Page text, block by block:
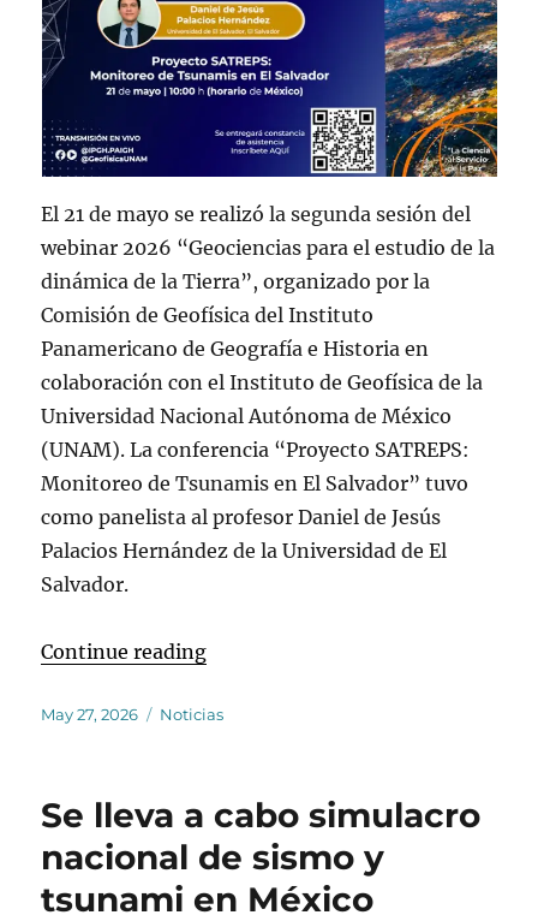
El 21 de mayo se realizó la segunda sesión del
webinar 2026 “Geociencias para el estudio de la
dinámica de la Tierra”, organizado por la
Comisión de Geofísica del Instituto
Panamericano de Geografía e Historia en
colaboración con el Instituto de Geofísica de la
Universidad Nacional Autónoma de México
(UNAM). La conferencia “Proyecto SATREPS:
Monitoreo de Tsunamis en El Salvador” tuvo
como panelista al profesor Daniel de Jesús
Palacios Hernández de la Universidad de El
Salvador.
Continue reading“Conferencia “Proyecto
Posted
May 27, 2026 Categories
Noticias
Se lleva a cabo simulacro
nacional de sismo y
tsunami en México